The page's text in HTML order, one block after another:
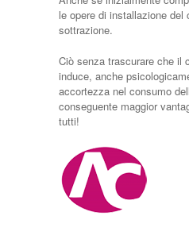
le opere di installazione del
sottrazione.
Ciò senza trascurare che il
induce, anche
accortezza nel consumo
conseguente maggior
tutti!